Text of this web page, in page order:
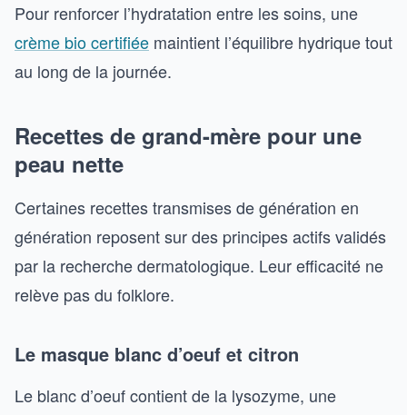
Pour renforcer l’hydratation entre les soins, une
crème bio certifiée maintient l’équilibre hydrique tout
au long de la journée.
Recettes de grand-mère pour une
peau nette
Certaines recettes transmises de génération en
génération reposent sur des principes actifs validés
par la recherche dermatologique. Leur efficacité ne
relève pas du folklore.
Le masque blanc d’oeuf et citron
Le blanc d’oeuf contient de la lysozyme, une